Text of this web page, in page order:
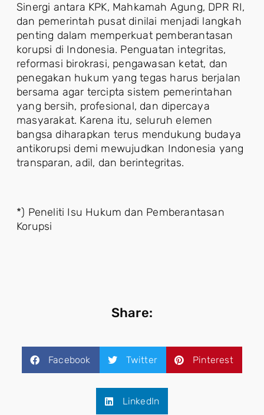
Sinergi antara KPK, Mahkamah Agung, DPR RI,
dan pemerintah pusat dinilai menjadi langkah
penting dalam memperkuat pemberantasan
korupsi di Indonesia. Penguatan integritas,
reformasi birokrasi, pengawasan ketat, dan
penegakan hukum yang tegas harus berjalan
bersama agar tercipta sistem pemerintahan
yang bersih, profesional, dan dipercaya
masyarakat. Karena itu, seluruh elemen
bangsa diharapkan terus mendukung budaya
antikorupsi demi mewujudkan Indonesia yang
transparan, adil, dan berintegritas.
*) Peneliti Isu Hukum dan Pemberantasan
Korupsi
Share:
Facebook Twitter Pinterest
LinkedIn